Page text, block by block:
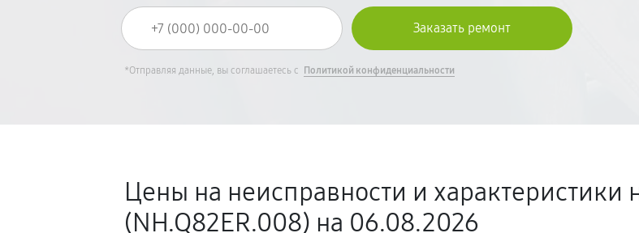
*Отправляя данные, вы соглашаетесь с Политикой конфиденциальности
Цены на неисправности и характеристики
(NH.Q82ER.008) на 06.08.2026